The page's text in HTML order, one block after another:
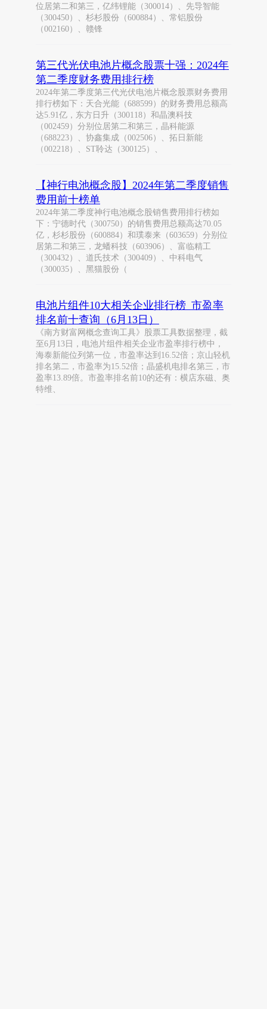
位居第二和第三，亿纬锂能（300014）、先导智能
（300450）、杉杉股份（600884）、常铝股份
（002160）、赣锋
第三代光伏电池片概念股票十强：2024年
第二季度财务费用排行榜
2024年第二季度第三代光伏电池片概念股票财务费用
排行榜如下：天合光能（688599）的财务费用总额高
达5.91亿，东方日升（300118）和晶澳科技
（002459）分别位居第二和第三，晶科能源
（688223）、协鑫集成（002506）、拓日新能
（002218）、ST聆达（300125）、
【神行电池概念股】2024年第二季度销售
费用前十榜单
2024年第二季度神行电池概念股销售费用排行榜如
下：宁德时代（300750）的销售费用总额高达70.05
亿，杉杉股份（600884）和璞泰来（603659）分别位
居第二和第三，龙蟠科技（603906）、富临精工
（300432）、道氏技术（300409）、中科电气
（300035）、黑猫股份（
电池片组件10大相关企业排行榜_市盈率
排名前十查询（6月13日）
《南方财富网概念查询工具》股票工具数据整理，截
至6月13日，电池片组件相关企业市盈率排行榜中，
海泰新能位列第一位，市盈率达到16.52倍；京山轻机
排名第二，市盈率为15.52倍；晶盛机电排名第三，市
盈率13.89倍。市盈率排名前10的还有：横店东磁、奥
特维、